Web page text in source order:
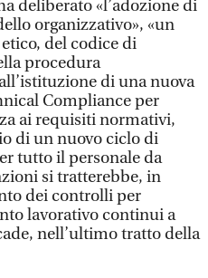
deliberato «l’adozione di
organizzativo», «un
del codice di
procedura
di una nuova
Compliance per
ai requisiti normativi,
di un nuovo ciclo di
tutto il personale da
si tratterebbe, in
dei controlli per
lavorativo continui a
nell’ultimo tratto della